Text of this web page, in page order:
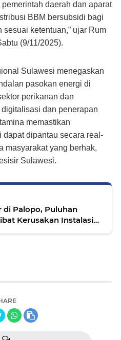
daerah dan aparat
BBM bersubsidi bagi
ketentuan,” ujar Rum
(9/11/2025).
Sulawesi menegaskan
pasokan energi di
perikanan dan
dan penerapan
memastikan
dipantau secara real-
masyarakat yang berhak,
Sulawesi.
di Palopo, Puluhan
Kerusakan Instalasi